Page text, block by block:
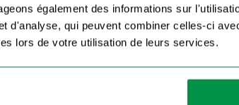
également des informations sur
d'analyse, qui peuvent combiner celles-ci
lors de votre utilisation de leurs services.